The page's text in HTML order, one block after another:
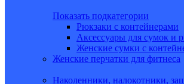
Показать подкатегории
Рюкзаки с контейнерами
Аксессуары для сумок и
Женские сумки с
Женские перчатки для фитнеса
Наколенники, налокотники,